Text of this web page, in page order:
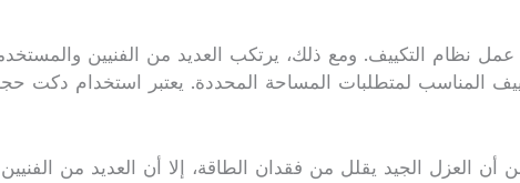
نظام التكييف. ومع ذلك، يرتكب العديد من الفنيين
المناسب لمتطلبات المساحة المحددة. يعتبر استخدام دكت
العزل الجيد يقلل من فقدان الطاقة، إلا أن العديد من